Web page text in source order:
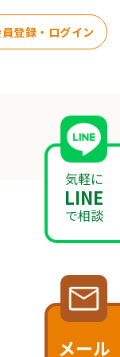
登録・ログイン
気軽に
LINE
で相談
メール